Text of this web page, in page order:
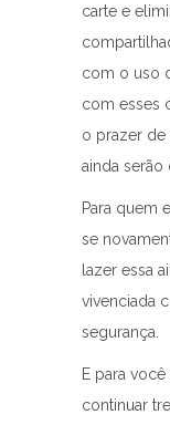
carte e
com o uso
com esses
o prazer de
ainda serão
Para quem
se
lazer essa
vivenciada
segurança.
E para
continuar